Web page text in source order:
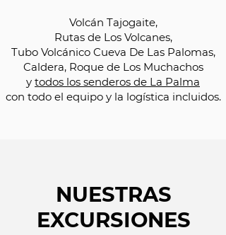
Volcán Tajogaite,
Rutas de Los Volcanes,
Tubo Volcánico Cueva De Las Palomas,
Caldera, Roque de Los Muchachos
y todos los senderos de La Palma
con todo el equipo y la logística incluidos.
NUESTRAS
EXCURSIONES